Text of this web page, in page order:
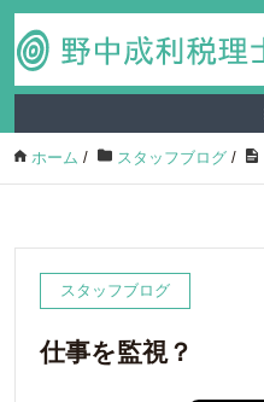
ホーム / スタッフブログ /
スタッフブログ
仕事を監視？